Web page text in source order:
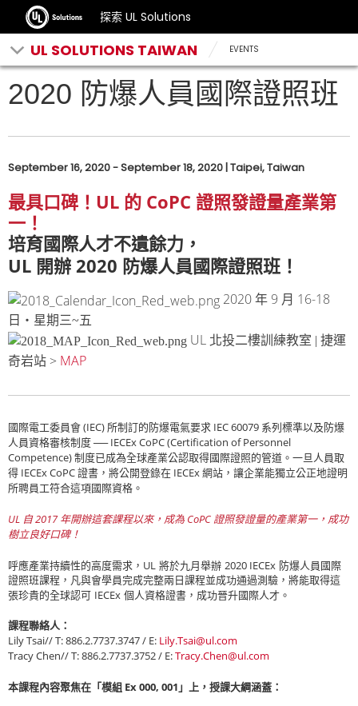
探索 UL Solutions
UL SOLUTIONS TAIWAN EVENTS
2020 防爆人員國際證照班
September 16, 2020 - September 18, 2020 | Taipei, Taiwan
最具口碑！ UL 的 CoPC 證照發證量產業第
一！
培育國際人才不遺餘力，
UL 開辦 2020 防爆人員國際證照班！
2020 年 9 月 16-18
日‧星期三~五
UL 北投二樓訓練教室 | 捷運
奇岩站 > MAP
國際電工委員會(IEC)所制訂的防爆電氣要求 IEC 60079 系列標準以及防爆
人員資格審核制度 ──IECEx CoPC (Certification of Personnel
Competence)制度已成為全球產業公認取得國際證照的管道。一旦人員取
得 IECEx CoPC證書，將公開登錄在 IECEx網站，讓企業能獨立公正地證明
所聘員工符合這項國際資格。
UL 自2017年開辦這套課程以來，成為 CoPC 證照發證量的產業第一，成功
樹立良好口碑！
呼應產業持續性的高度需求， UL 將於九月舉辦 2020 IECEx 防爆人員國際
證照班課程，凡與會學員完成完整兩日課程並成功通過測驗，將能取得這
張珍貴的全球認可 IECEx 個人資格證書，成功晉升國際人才。
課程聯絡人：
Lily Tsai// T: 886.2.7737.3747 / E: Lily.Tsai@ul.com
Tracy Chen// T: 886.2.7737.3752 / E:Tracy.Chen@ul.com
本課程內容聚焦在「模組 Ex 000, 001 」上，授課大綱涵蓋：